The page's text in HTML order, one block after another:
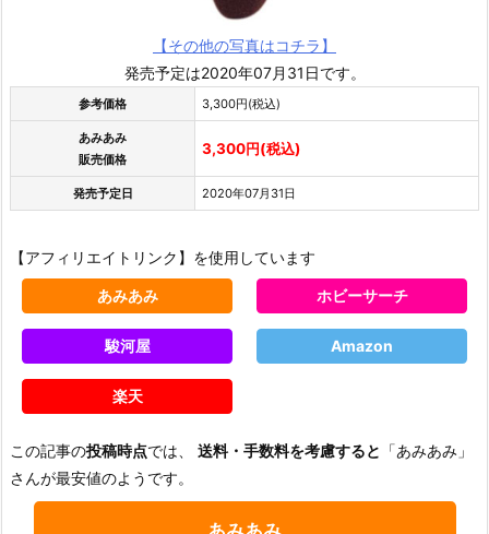
【その他の写真はコチラ】
発売予定は2020年07月31日です。
参考価格 3,300円(税込)
あみあみ
販売価格
3,300円(税込)
発売予定日 2020年07月31日
【アフィリエイトリンク】を使用しています
あみあみ ホビーサーチ
駿河屋 Amazon
楽天
この記事の投稿時点では、 送料・手数料を考慮すると 「あみあみ」
さんが最安値のようです。